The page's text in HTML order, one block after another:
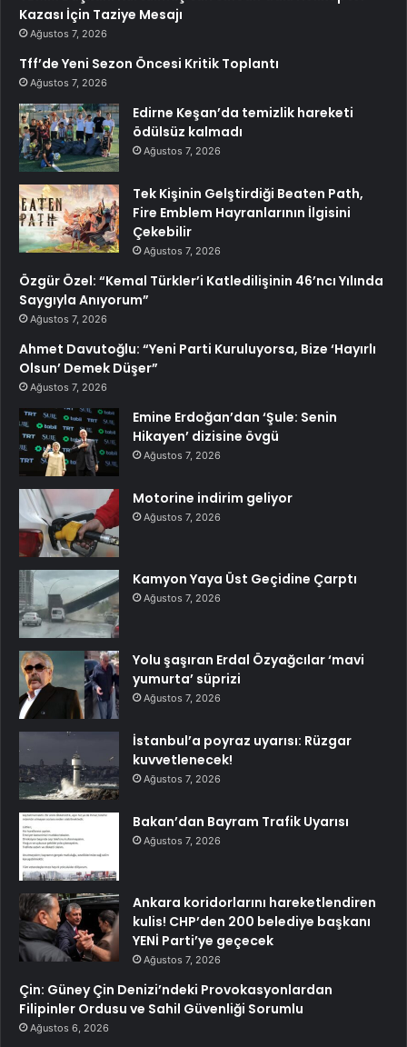
Kazası İçin Taziye Mesajı
Ağustos 7, 2026
Tff’de Yeni Sezon Öncesi Kritik Toplantı
Ağustos 7, 2026
Edirne Keşan’da temizlik hareketi
ödülsüz kalmadı
Ağustos 7, 2026
Tek Kişinin Gelştirdiği Beaten Path,
Fire Emblem Hayranlarının İlgisini
Çekebilir
Ağustos 7, 2026
Özgür Özel: “Kemal Türkler’i Katledilişinin 46’ncı Yılında
Saygıyla Anıyorum”
Ağustos 7, 2026
Ahmet Davutoğlu: “Yeni Parti Kuruluyorsa, Bize ‘Hayırlı
Olsun’ Demek Düşer”
Ağustos 7, 2026
Emine Erdoğan’dan ‘Şule: Senin
Hikayen’ dizisine övgü
Ağustos 7, 2026
Motorine indirim geliyor
Ağustos 7, 2026
Kamyon Yaya Üst Geçidine Çarptı
Ağustos 7, 2026
Yolu şaşıran Erdal Özyağcılar ‘mavi
yumurta’ süprizi
Ağustos 7, 2026
İstanbul’a poyraz uyarısı: Rüzgar
kuvvetlenecek!
Ağustos 7, 2026
Bakan’dan Bayram Trafik Uyarısı
Ağustos 7, 2026
Ankara koridorlarını hareketlendiren
kulis! CHP’den 200 belediye başkanı
YENİ Parti’ye geçecek
Ağustos 7, 2026
Çin: Güney Çin Denizi’ndeki Provokasyonlardan
Filipinler Ordusu ve Sahil Güvenliği Sorumlu
Ağustos 6, 2026